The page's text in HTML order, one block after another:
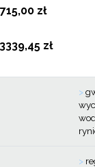
zł
3339,45 zł
>
>